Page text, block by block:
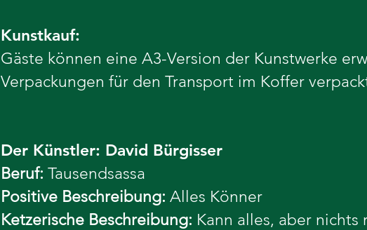
Kunstkauf:
Gäste können eine A3-Version der Kunstwerke
Verpackungen für den Transport im Koffer
Der Künstler: David Bürgisser
Beruf: Tausendsassa
Positive Beschreibung: Alles Könner
Ketzerische Beschreibung: Kann alles, aber nichts